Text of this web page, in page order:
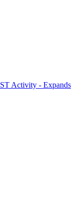
Activity - Expands